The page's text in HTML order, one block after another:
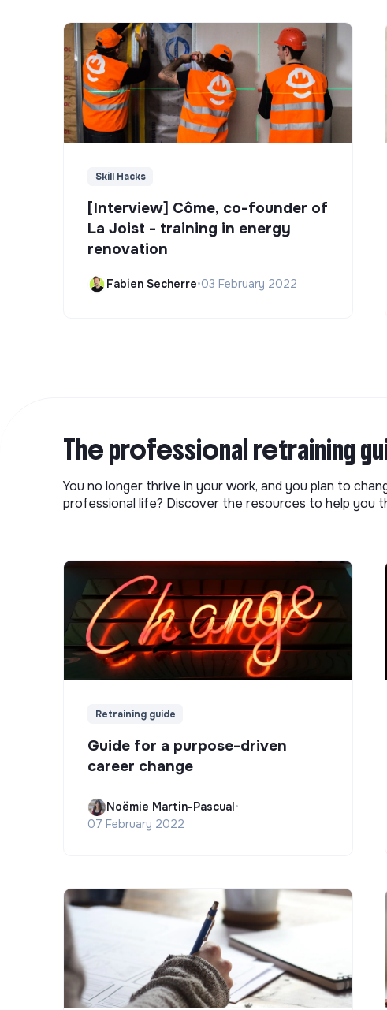
Skill Hacks
[Interview] Côme, co-founder of
La Joist - training in energy
renovation
Fabien Secherre•03 February 2022
The professional retraining
You no longer thrive in your work, and you plan to
professional life? Discover the resources to help you
Retraining guide
Guide for a purpose-driven
career change
Noëmie Martin-Pascual•
07 February 2022